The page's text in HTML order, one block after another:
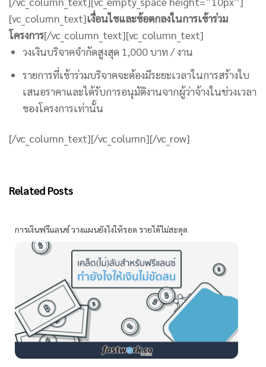
[vc_column_text]เงื่อนไขและข้อตกลงในการเข้าร่วม
โครงการ[/vc_column_text][vc_column_text]
วงเงินบริจาคจำกัดสูงสุด 1,000 บาท / งาน
รายการที่เข้าร่วมบริจาคจะต้องมีระยะเวลาในการสร้างใบ
เสนอราคาและได้รับการอนุมัติงานจากผู้ว่าจ้างในช่วงเวลา
ของโครงการเท่านั้น
[/vc_column_text][/vc_column][/vc_row]
Related Posts
การเงินฟรีแลนซ์ วางแผนยังไงให้รอด รายได้ไม่สะดุด